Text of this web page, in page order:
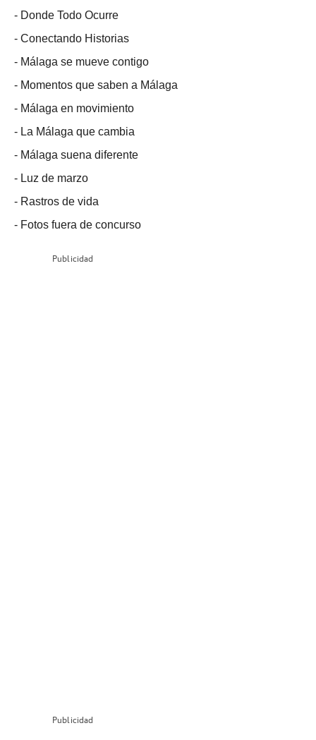
- Donde Todo Ocurre
- Conectando Historias
- Málaga se mueve contigo
- Momentos que saben a Málaga
- Málaga en movimiento
- La Málaga que cambia
- Málaga suena diferente
- Luz de marzo
- Rastros de vida
- Fotos fuera de concurso
Publicidad
Publicidad